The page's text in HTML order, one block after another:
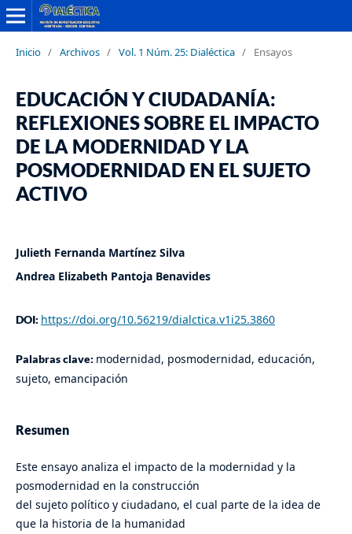
Inicio / Archivos / Vol. 1 Núm. 25: Dialéctica / Ensayos
EDUCACIÓN Y CIUDADANÍA:
REFLEXIONES SOBRE EL IMPACTO
DE LA MODERNIDAD Y LA
POSMODERNIDAD EN EL SUJETO
ACTIVO
Julieth Fernanda Martínez Silva
Andrea Elizabeth Pantoja Benavides
DOI: https://doi.org/10.56219/dialctica.v1i25.3860
Palabras clave: modernidad, posmodernidad, educación,
sujeto, emancipación
Resumen
Este ensayo analiza el impacto de la modernidad y la
posmodernidad en la construcción
del sujeto político y ciudadano, el cual parte de la idea de
que la historia de la humanidad